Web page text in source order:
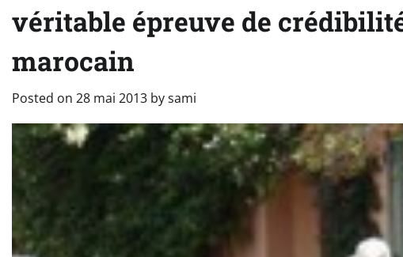
véritable épreuve de
marocain
Posted on 28 mai 2013 bysami